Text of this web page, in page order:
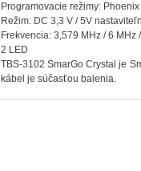
Programovacie režimy:
Režim: DC 3,3 V / 5V
Frekvencia: 3,579 MHz / 6
2 LED
TBS-3102 SmarGo Crystal je
kábel je súčasťou balenia.